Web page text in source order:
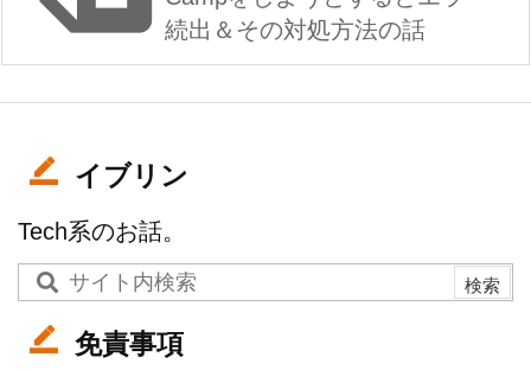
続出＆その対処方法の話
イブリン
Tech系のお話。
免責事項